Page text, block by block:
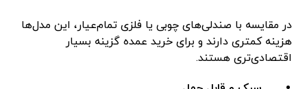
در مقایسه با صندلی‌های چوبی یا فلزی تمام‌عیار، این مدل‌ها
هزینه کمتری دارند و برای خرید عمده گزینه بسیار
اقتصادی‌تری هستند.